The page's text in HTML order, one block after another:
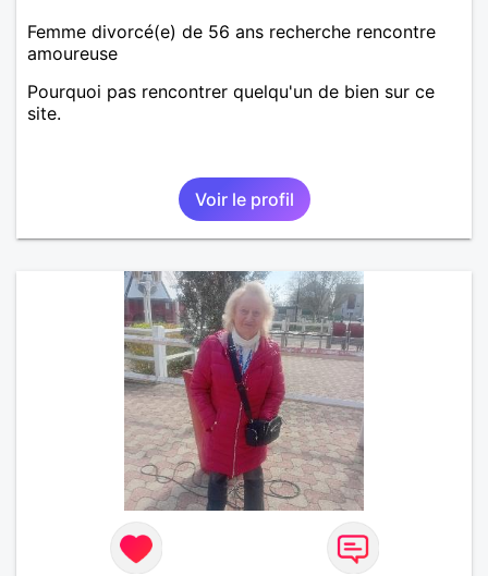
Femme divorcé(e) de 56 ans recherche rencontre
amoureuse
Pourquoi pas rencontrer quelqu'un de bien sur ce
site.
Voir le profil